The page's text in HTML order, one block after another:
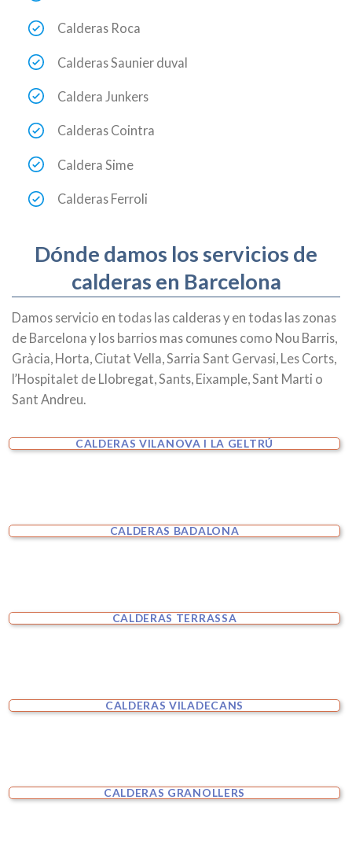
Calderas Roca
Calderas Saunier duval
Caldera Junkers
Calderas Cointra
Caldera Sime
Calderas Ferroli
Dónde damos los servicios de
calderas en Barcelona
Damos servicio en todas las calderas y en todas las zonas
de Barcelona y los barrios mas comunes como Nou Barris,
Gràcia, Horta, Ciutat Vella, Sarria Sant Gervasi, Les Corts,
l’Hospitalet de Llobregat, Sants, Eixample, Sant Marti o
Sant Andreu.
CALDERAS VILANOVA I LA GELTRÚ
CALDERAS BADALONA
CALDERAS TERRASSA
CALDERAS VILADECANS
CALDERAS GRANOLLERS